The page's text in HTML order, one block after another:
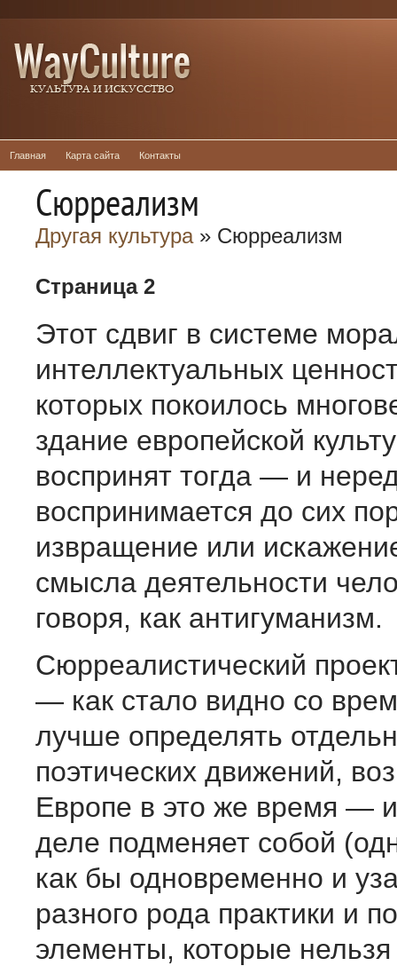
Главная Карта сайта Контакты
Сюрреализм
Другая культура» Сюрреализм
Страница 2
Этот сдвиг в системе
интеллектуальных
которых покоилось
здание европейской
воспринят тогда — и
воспринимается до сих
извращение или
смысла деятельности
говоря, как антигуманизм.
Сюрреалистический
— как стало видно со
лучше определять
поэтических движений,
Европе в это же время —
деле подменяет собой
как бы одновременно и
разного рода практики и
элементы, которые